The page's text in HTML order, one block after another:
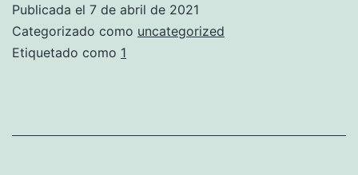
madrid
Publicada el 7 de abril de 2021
Categorizado como uncategorized
Etiquetado como 1